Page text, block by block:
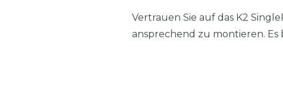
Vertrauen Sie auf das K2
ansprechend zu montieren.